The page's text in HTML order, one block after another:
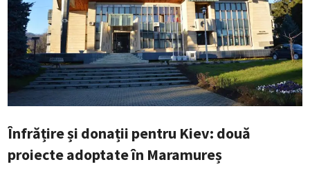
Înfrățire și donații pentru Kiev: două
proiecte adoptate în Maramureș